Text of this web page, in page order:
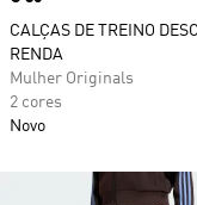
CALÇAS DE TREINO
RENDA
Mulher Originals
2 cores
Novo